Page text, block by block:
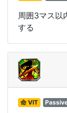
周囲3マス以
する
命 VIT